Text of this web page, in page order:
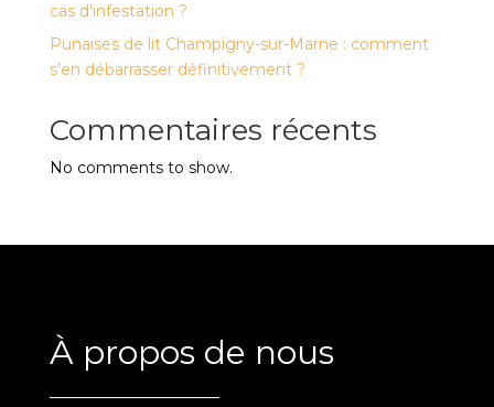
cas d’infestation ?
Punaises de lit Champigny-sur-Marne : comment
s’en débarrasser définitivement ?
Commentaires récents
No comments to show.
À propos de nous